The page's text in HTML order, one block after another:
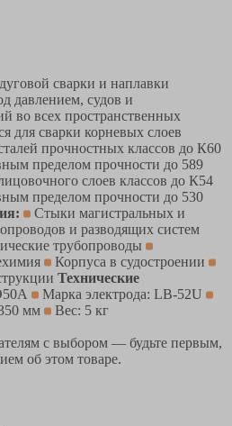
сварки и наплавки
давлением, судов и
во всех пространственных
для сварки корневых слоев
прочностных классов до К60
пределом прочности до 589
слоев классов до К54
пределом прочности до 530
Стыки магистральных и
и разводящих систем
трубопроводы
Корпуса в судостроении
Технические
Марка электрода: LB-52U
мм
Вес: 5 кг
с выбором — будьте первым,
об этом товаре.